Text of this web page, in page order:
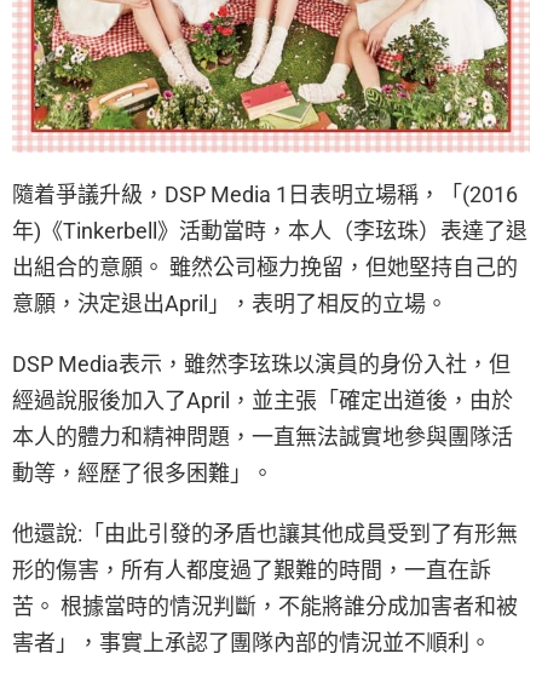
隨着爭議升級，DSP Media 1日表明立場稱，「(2016
年)《Tinkerbell》活動當時，本人（李玹珠）表達了退
出組合的意願。 雖然公司極力挽留，但她堅持自己的
意願，決定退出April」，表明了相反的立場。
DSP Media表示，雖然李玹珠以演員的身份入社，但
經過說服後加入了April，並主張「確定出道後，由於
本人的體力和精神問題，一直無法誠實地參與團隊活
動等，經歷了很多困難」。
他還說:「由此引發的矛盾也讓其他成員受到了有形無
形的傷害，所有人都度過了艱難的時間，一直在訴
苦。 根據當時的情況判斷，不能將誰分成加害者和被
害者」，事實上承認了團隊內部的情況並不順利。